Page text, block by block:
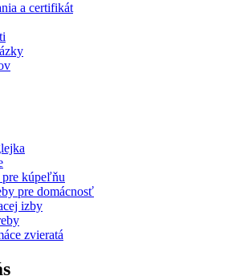
a certifikát
pre kúpeľňu
pre domácnosť
izby
zvieratá